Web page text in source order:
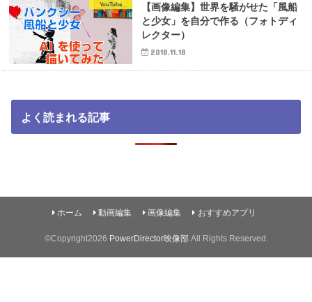
YouTube
【画像編集】世界を騒がせた「風船
と少女」を自分で作る（フォトディ
レクター）
2018.11.18
よく読まれる記事
ホーム 動画編集 画像編集 おすすめアプリ
©Copyright2026 PowerDirector映像部.All Rights Reserved.